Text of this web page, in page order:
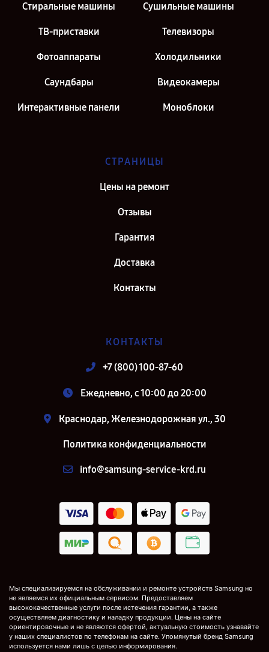
Стиральные машины Сушильные машины
ТВ-приставки Телевизоры
Фотоаппараты Холодильники
Саундбары Видеокамеры
Интерактивные панели Моноблоки
СТРАНИЦЫ
Цены на ремонт
Отзывы
Гарантия
Доставка
Контакты
КОНТАКТЫ
+7 (800) 100-87-60
Ежедневно, с 10:00 до 20:00
Краснодар, Железнодорожная ул., 30
Политика конфиденциальности
info@samsung-service-krd.ru
Мы специализируемся на обслуживании и ремонте устройств Samsung но
не являемся их официальным сервисом. Предоставляем
высококачественные услуги после истечения гарантии, а также
осуществляем диагностику и наладку продукции. Цены на сайте
ориентировочные и не являются офертой, актуальную стоимость узнавайте
у наших специалистов по телефонам на сайте. Упомянутый бренд Samsung
используется нами лишь с целью информирования.